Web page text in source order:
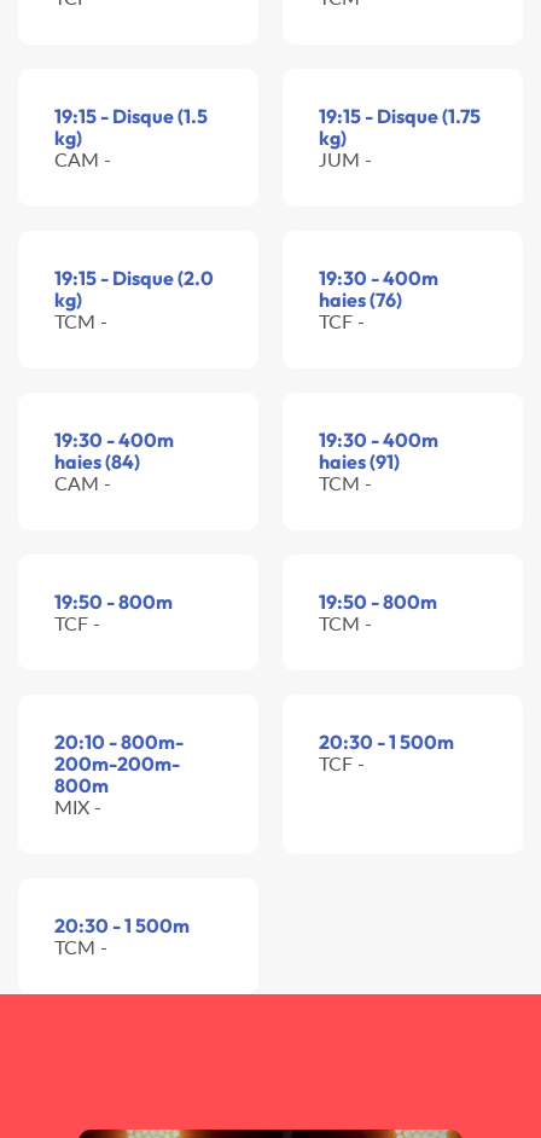
19:15 - Disque (1.5
kg)
CAM -
19:15 - Disque (1.75
kg)
JUM -
19:15 - Disque (2.0
kg)
TCM -
19:30 - 400m
haies (76)
TCF -
19:30 - 400m
haies (84)
CAM -
19:30 - 400m
haies (91)
TCM -
19:50 - 800m
TCF -
19:50 - 800m
TCM -
20:10 - 800m-
200m-200m-
800m
MIX -
20:30 - 1 500m
TCF -
20:30 - 1 500m
TCM -